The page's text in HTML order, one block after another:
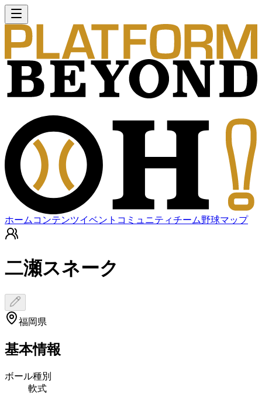
ホーム コンテンツイベント コミュニティチーム野球マップ
二瀬スネーク
福岡県
基本情報
ボール種別
軟式